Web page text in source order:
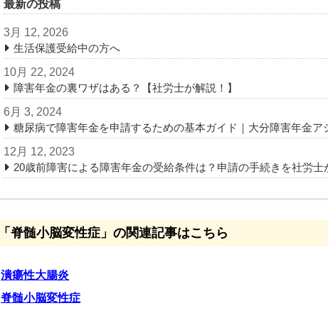
最新の投稿
3月 12, 2026
生活保護受給中の方へ
10月 22, 2024
障害年金の裏ワザはある？【社労士が解説！】
6月 3, 2024
糖尿病で障害年金を申請するための基本ガイド｜大分障害年金ア
12月 12, 2023
20歳前障害による障害年金の受給条件は？申請の手続きを社労士
「脊髄小脳変性症」の関連記事はこちら
潰瘍性大腸炎
脊髄小脳変性症